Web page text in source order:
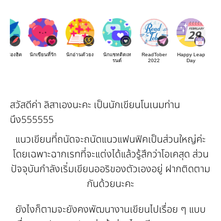
งเรื่องฮิต นักเขียนที่รัก นักอ่านตัวยง
นักแชทติดเท
รนด์
ReadTober
2022
Happy Leap
Day
สวัสดีค่า ลิสาเองนะคะ เป็นนักเขียนโนเนมท่าน
นึง555555
แนวเขียนที่ถนัดจะถนัดแนวแฟนฟิคเป็นส่วนใหญ่ค่ะ
โดยเฉพาะฉากเรทที่จะแต่งได้แล้วรู้สึกว่าโอเคสุด ส่วน
ปัจจุบันกำลังเริ่มเขียนออริของตัวเองอยู่ ฝากติดตาม
กันด้วยนะคะ
ยังไงก็ตามจะยังคงพัฒนางานเขียนไปเรื่อย ๆ แบบ